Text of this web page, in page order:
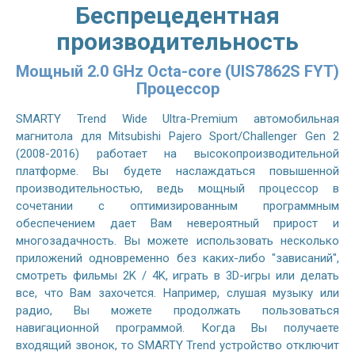
Беспрецедентная
производительность
Мощный 2.0 GHz Octa-core (UIS7862S FYT)
Процессор
SMARTY Trend Wide Ultra-Premium автомобильная
магнитола для Mitsubishi Pajero Sport/Challenger Gen 2
(2008-2016) работает на высокопроизводительной
платформе. Вы будете наслаждаться повышенной
производительностью, ведь мощный процессор в
сочетании с оптимизированным программным
обеспечением дает Вам невероятный прирост и
многозадачность. Вы можете использовать несколько
приложений одновременно без каких-либо "зависаний",
смотреть фильмы 2K / 4K, играть в 3D-игры или делать
все, что Вам захочется. Например, слушая музыку или
радио, Вы можете продолжать пользоваться
навигационной программой. Когда Вы получаете
входящий звонок, то SMARTY Trend устройство отключит